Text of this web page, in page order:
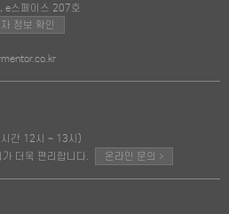
e스페이스 207호
정보 확인
간 12시 ~ 13시)
더욱 편리합니다.
온라인 문의 >